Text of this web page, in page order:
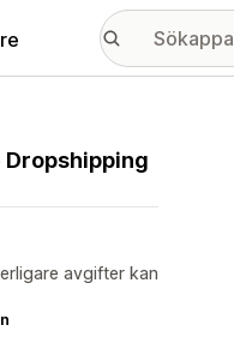
Dropshipping
avgifter kan